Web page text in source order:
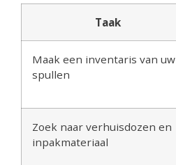
Taak
Maak een inventaris van uw
spullen
Zoek naar verhuisdozen en
inpakmateriaal